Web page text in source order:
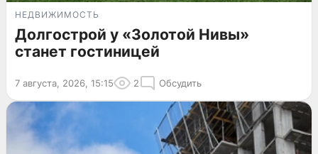
НЕДВИЖИМОСТЬ
Долгострой у «Золотой Нивы»
станет гостиницей
7 августа, 2026, 15:15 2 Обсудить